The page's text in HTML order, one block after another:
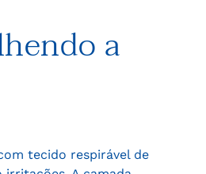
a
tecido respirável de